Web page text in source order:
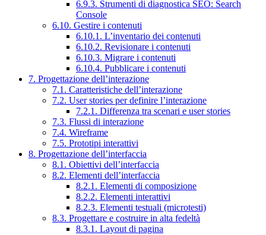
6.9.3. Strumenti di diagnostica SEO: Search
Console
6.10. Gestire i contenuti
6.10.1. L’inventario dei contenuti
6.10.2. Revisionare i contenuti
6.10.3. Migrare i contenuti
6.10.4. Pubblicare i contenuti
7. Progettazione dell’interazione
7.1. Caratteristiche dell’interazione
7.2. User stories per definire l’interazione
7.2.1. Differenza tra scenari e user stories
7.3. Flussi di interazione
7.4. Wireframe
7.5. Prototipi interattivi
8. Progettazione dell’interfaccia
8.1. Obiettivi dell’interfaccia
8.2. Elementi dell’interfaccia
8.2.1. Elementi di composizione
8.2.2. Elementi interattivi
8.2.3. Elementi testuali (microtesti)
8.3. Progettare e costruire in alta fedeltà
8.3.1. Layout di pagina